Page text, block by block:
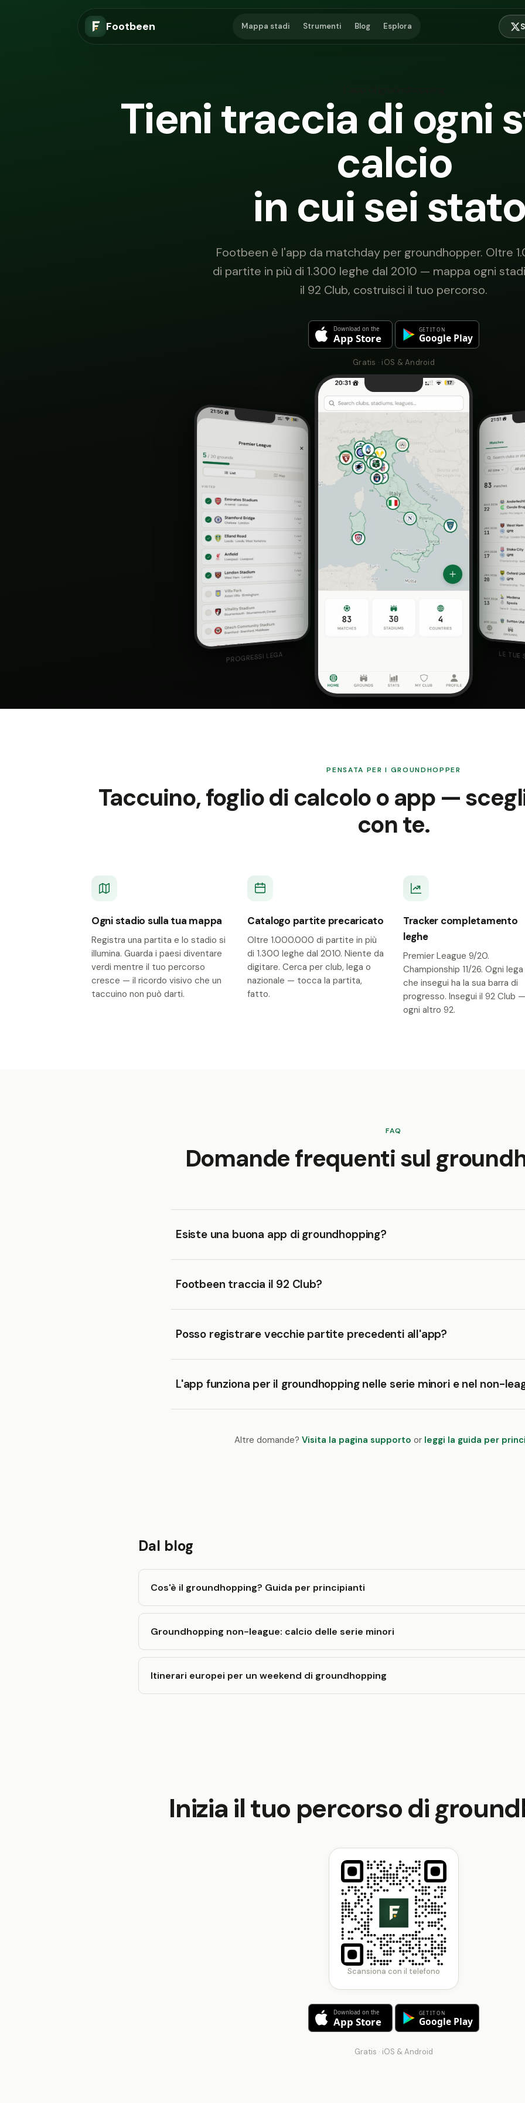
Footbeen Mappa stadi Strumenti Blog Esplora
Tieni traccia di ogni
calcio
in cui sei
Footbeen è l'app da matchday per groundhopper. Oltre
di partite in più di 1.300 leghe dal 2010 — mappa ogni
il 92 Club, costruisci il tuo percorso.
Gratis · iOS & Android
PROGRESSI LEGA LE
PENSATA PER I GROUNDHOPPER
Taccuino, foglio di calcolo o app —
con te.
Ogni stadio sulla tua mappa
Registra una partita e lo stadio si
illumina. Guarda i paesi diventare
verdi mentre il tuo percorso
cresce — il ricordo visivo che un
taccuino non può darti.
Catalogo partite precaricato
Oltre 1.000.000 di partite in più
di 1.300 leghe dal 2010. Niente da
digitare. Cerca per club, lega o
nazionale — tocca la partita,
fatto.
Tracker completamento
leghe
Premier League 9/20.
Championship 11/26. Ogni lega
che insegui ha la sua barra di
progresso. Insegui il 92 Club
ogni altro 92.
FAQ
Domande frequenti sul
Esiste una buona app di groundhopping?
Footbeen traccia il 92 Club?
Posso registrare vecchie partite precedenti all'app?
L'app funziona per il groundhopping nelle serie minori e nel non-
Altre domande? Visita la pagina supporto or leggi la guida per
Dal blog
Cos'è il groundhopping? Guida per principianti
Groundhopping non-league: calcio delle serie minori
Itinerari europei per un weekend di groundhopping
Inizia il tuo percorso di
Scansiona con il telefono
Gratis · iOS & Android